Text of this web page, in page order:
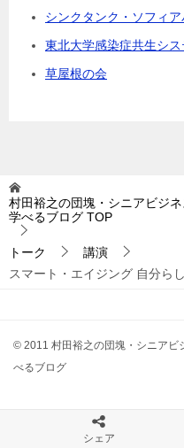
シンクタンク・ソフィア
東北大学感染症共生シ
草屋根の会
村田裕之の団塊・シニアビジ
学べるブログ TOP
トーク
講演
スマート・エイジング 自分ら
© 2011 村田裕之の団塊・シニアビ
べるブログ
シェア